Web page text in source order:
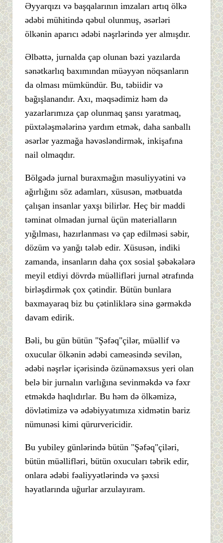
Əyyarqızı və başqalarının imzaları artıq ölkə
ədəbi mühitində qəbul olunmuş, əsərləri
ölkənin aparıcı ədəbi nəşrlərində yer almışdır.
Əlbəttə, jurnalda çap olunan bəzi yazılarda
sənətkarlıq baxımından müəyyən nöqsanların
da olması mümkündür. Bu, təbiidir və
bağışlanandır. Axı, məqsədimiz həm də
yazarlarımıza çap olunmaq şansı yaratmaq,
püxtələşmələrinə yardım etmək, daha sanballı
əsərlər yazmağa həvəsləndirmək, inkişafına
nail olmaqdır.
Bölgədə jurnal buraxmağın məsuliyyətini və
ağırlığını söz adamları, xüsusən, mətbuatda
çalışan insanlar yaxşı bilirlər. Heç bir maddi
təminat olmadan jurnal üçün materialların
yığılması, hazırlanması və çap edilməsi səbir,
dözüm və yanğı tələb edir. Xüsusən, indiki
zamanda, insanların daha çox sosial şəbəkələrə
meyil etdiyi dövrdə müəllifləri jurnal ətrafında
birləşdirmək çox çətindir. Bütün bunlara
baxmayaraq biz bu çətinliklərə sinə gərməkdə
davam edirik.
Bəli, bu gün bütün "Şəfəq"çilər, müəllif və
oxucular ölkənin ədəbi cameəsində sevilən,
ədəbi nəşrlər içərisində özünəməxsus yeri olan
belə bir jurnalın varlığına sevinməkdə və fəxr
etməkdə haqlıdırlar. Bu həm də ölkəmizə,
dövlətimizə və ədəbiyyatımıza xidmətin bariz
nümunəsi kimi qürurvericidir.
Bu yubiley günlərində bütün "Şəfəq"çiləri,
bütün müəllifləri, bütün oxucuları təbrik edir,
onlara ədəbi fəaliyyətlərində və şəxsi
həyatlarında uğurlar arzulayıram.